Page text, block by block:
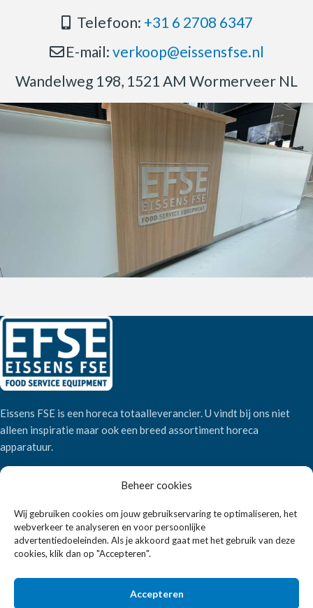
Beheer cookies
Wij gebruiken cookies om jouw gebruikservaring te optimaliseren, het
webverkeer te analyseren en voor persoonlijke
advertentiedoeleinden. Als je akkoord gaat met het gebruik van deze
cookies, klik dan op "Accepteren".
Accepteren
Telefoon: +31 6 2708 6347
E-mail: verkoop@eissensfse.nl
Wandelweg 198, 1521 AM Wormerveer NL
Eissens FSE is een horeca totaalleverancier. U vindt bij ons niet
alleen inspiratie maar ook een breed assortiment horeca
apparatuur.
Wandelweg 198, 1521 AM Wormerveer
Telefoon:
+31 6 2708 6347
E-mail:verkoop@eissensfse.nl
KLANTENSERVICE
Onze aanpak